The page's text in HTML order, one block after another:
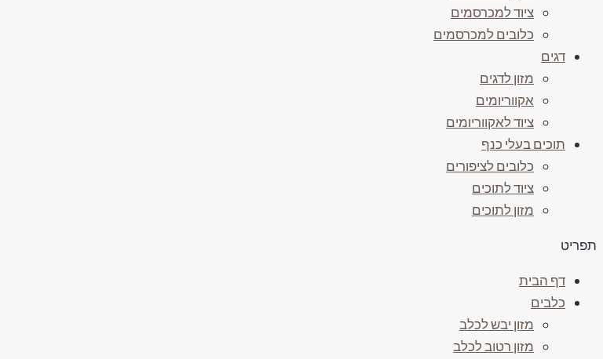
ציוד למכרסמים
כלובים למכרסמים
דגים
מזון לדגים
אקווריומים
ציוד לאקווריומים
תוכים בעלי כנף
כלובים לציפורים
ציוד לתוכים
מזון לתוכים
תפריט
דף הבית
כלבים
מזון יבש לכלב
מזון רטוב לכלב